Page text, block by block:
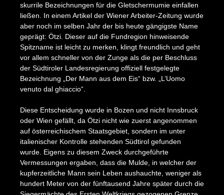
skurrile Bezeichnungen für die Gletschermumie einfallen
ließen. In einem Artikel der Wiener Arbeiter-Zeitung wurde
aber noch im selben Jahr der bis heute gängigste Name
geprägt: Ötzi. Dieser auf die Fundregion hinweisende
Spitzname ist leicht zu merken, klingt freundlich und geht
vor allem schneller von der Zunge als die per Beschluss
der Südtiroler Landesregierung offiziell festgelegte
Bezeichnung „Der Mann aus dem Eis“ bzw. „L’Uomo
venuto dal ghiaccio“.
Diese Entscheidung wurde in Bozen und nicht Innsbruck
oder Wien gefällt, da Ötzi nicht wie zuerst angenommen
auf österreichischem Staatsgebiet, sondern im unter
italienischer Kontrolle stehenden Südtirol gefunden
wurde. Eigens zu diesem Zweck durchgeführte
Vermessungen ergaben, dass die Mulde, in welcher der
kupferzeitliche Mann sein Leben aushauchte, weniger als
hundert Meter von der fünftausend Jahre später durch die